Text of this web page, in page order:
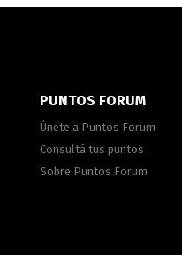
PUNTOS FORUM
Únete a Puntos Forum
Consultá tus puntos
Sobre Puntos Forum